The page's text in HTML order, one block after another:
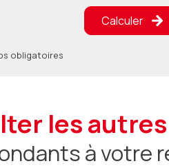
Calculer
obligatoires
les
à votre